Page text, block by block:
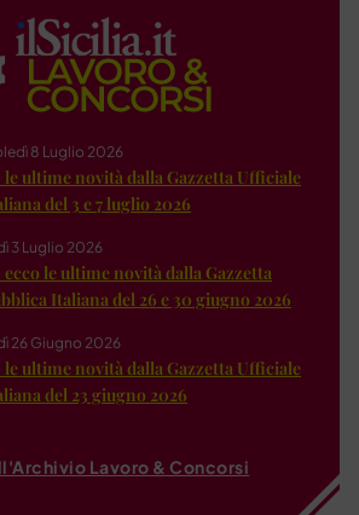
8 Luglio 2026
le ultime novità dalla Gazzetta Ufficiale
del 3 e 7 luglio 2026
3 Luglio 2026
le ultime novità dalla Gazzetta
Italiana del 26 e 30 giugno 2026
26 Giugno 2026
le ultime novità dalla Gazzetta Ufficiale
del 23 giugno 2026
Lavoro & Concorsi